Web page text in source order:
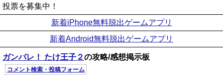
投票を募集中！
新着iPhone無料脱出ゲームアプリ
新着Android無料脱出ゲームアプリ
ガンバレ！ たけ王子２の攻略/感想掲示板
コメント検索・投稿フォーム